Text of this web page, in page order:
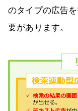
のタイプの広告
要があります。